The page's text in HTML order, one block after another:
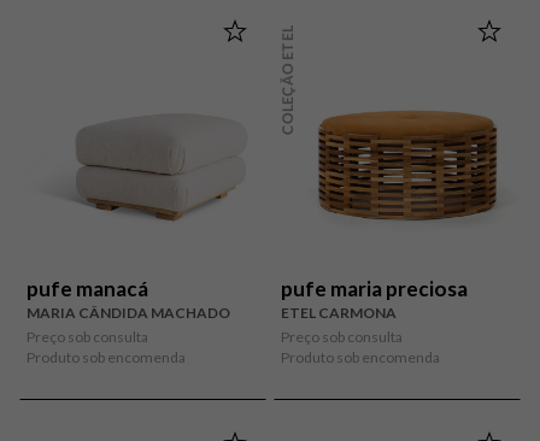
pufe manacá
MARIA CÂNDIDA MACHADO
Preço sob consulta
Produto sob encomenda
COLEÇÃO ETEL
pufe maria preciosa
ETEL CARMONA
Preço sob consulta
Produto sob encomenda